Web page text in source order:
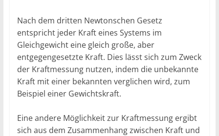
Nach dem dritten Newtonschen Gesetz
entspricht jeder Kraft eines Systems im
Gleichgewicht eine gleich große, aber
entgegengesetzte Kraft. Dies lässt sich zum Zweck
der Kraftmessung nutzen, indem die unbekannte
Kraft mit einer bekannten verglichen wird, zum
Beispiel einer Gewichtskraft.
Eine andere Möglichkeit zur Kraftmessung ergibt
sich aus dem Zusammenhang zwischen Kraft und